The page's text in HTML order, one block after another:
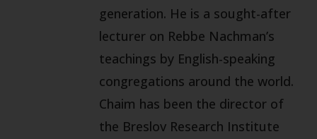
generation. He is a sought-after
lecturer on Rebbe Nachman’s
teachings by English-speaking
congregations around the world.
Chaim has been the director of
the Breslov Research Institute